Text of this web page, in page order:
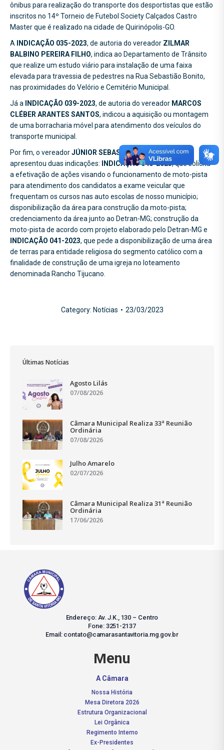
ônibus para realização do transporte dos desportistas que estão
inscritos no 14º Torneio de Futebol Society Calçados Castro
Master que é realizado na cidade de Quirinópolis-GO.
A
INDICAÇÃO 035-2023, de autoria do vereador ZILMAR
BALBINO PEREIRA FILHO, indica ao Departamento de Trânsito
que realize um estudo viário para instalação de uma faixa
elevada para travessia de pedestres na Rua Sebastião Bonito,
nas proximidades do Velório e Cemitério Municipal.
Já a
INDICAÇÃO 039-2023, de autoria do vereador MARCOS
CLÉBER ARANTES SANTOS, indicou a aquisição ou montagem
de uma borracharia móvel para atendimento dos veículos do
transporte municipal.
Por fim, o vereadorJÚNIOR SEBASTIÃO DE SOUZA, que
apresentou duas indicações:
INDICAÇÃO 040-2023, que solicita
a efetivação de ações visando o funcionamento de moto-pista
para atendimento dos candidatos a exame veicular que
frequentam os cursos nas auto escolas de nosso município;
disponibilização da área para construção da moto-pista;
credenciamento da área junto ao Detran-MG; construção da
moto-pista de acordo com projeto elaborado pelo Detran-MG e
INDICAÇÃO 041-2023, que pede a disponibilização de uma área
de terras para entidade religiosa do segmento católico com a
finalidade de construção de uma igreja no loteamento
denominada Rancho Tijucano.
Category: Notícias 23/03/2023
Últimas Notícias
Agosto Lilás
07/08/2026
Câmara Municipal Realiza 33ª Reunião
Ordinária
07/08/2026
Julho Amarelo
02/07/2026
Câmara Municipal Realiza 31ª Reunião
Ordinária
17/06/2026
Endereço: Av. J.K., 130 – Centro
Fone: 3251-2137
Email: contato@camarasantavitoria.mg.gov.br
Menu
A Câmara
Nossa História
Mesa Diretora 2026
Estrutura Organizacional
Lei Orgânica
Regimento Interno
Ex-Presidentes